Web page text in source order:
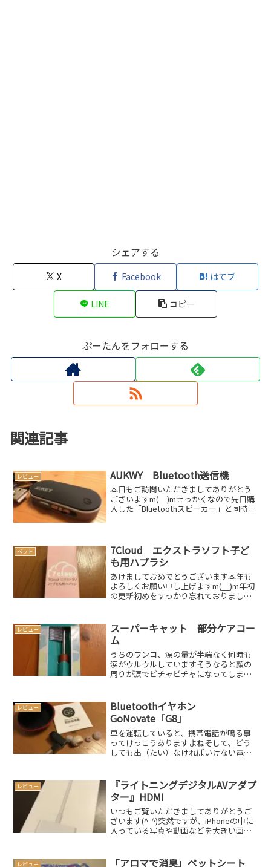
シェアする
X Facebook はてブ
LINE コピー
ぷーたんをフォローする
関連記事
レビュー AUKWY Bluetooth送信機
本日もご訪問いただきましてありがとう
ございますm(__)mせっかくなので先日購
入した「Bluetoothスピーカー」と同時に
ペット
7Cloud エクストラソフト子ど
も用ハブラシ
あけましておめでとうございます本年も
よろしくお願い申し上げますm(__)m年初
の更新初めをすっかり忘れておりました
が、さらに本日より二度目の緊急事態宣
言発令いよいよ厳し...
レビュー
スーパーキャット 部分ケアコー
ム
うちのワンコ、涙の量が半端なく何時も
涙がウルウルしていますそうなると顔の
周りが涙でビチャビチャになってしま
毛を梳かしてあげるのですが、コームが
大きくワンコがちょっと怖が...
レビュー
Bluetoothイヤホン
GoNovate「G8」
車を運転していると、携帯電話が鳴る事
ってけっこうありますよねそして、どう
しても出（たい）なければいけない電話
ンク(adsbygoogle = window.adsbyg...
レビュー
『ライトニングデジタルAVアダプ
ター』HDMI
いつもご覧いただきましてありがとうご
ざいます(^-^)突然ですが、iPhoneの中に
入っている写真や動画などを大きい画面
なり、どんな番組なの？という事で、オ
レビュー 「アロマで消臭」ペットシート